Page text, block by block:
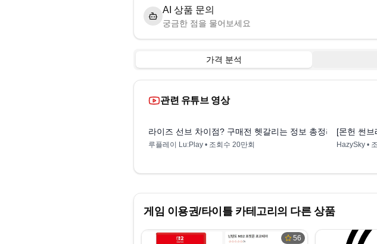
AI 상품 문의
궁금한 점을 물어보세요
가격 분석
관련 유튜브 영상
라이즈 선브 차이점? 구매전 헷갈리는 정보 총정리 [몬스터헌
루플레이 Lu:Play • 조회수 20만회
[몬헌 썬
HazySky •
게임 이용권/타이틀카테고리의 다른 상품
56